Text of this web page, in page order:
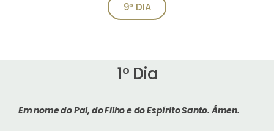
9º DIA
1º Dia
Em nome do Pai, do Filho e do Espírito Santo.Ámen.